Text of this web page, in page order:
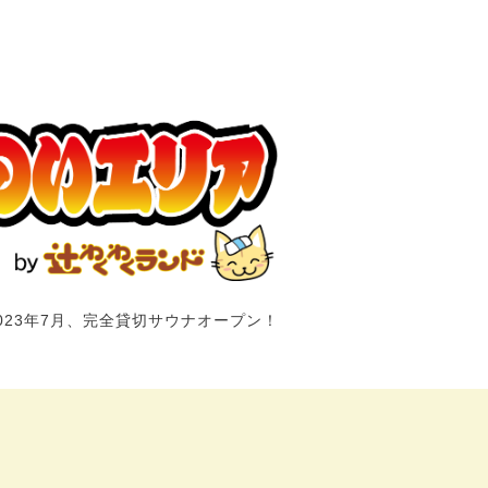
年7月、完全貸切サウナオープン！